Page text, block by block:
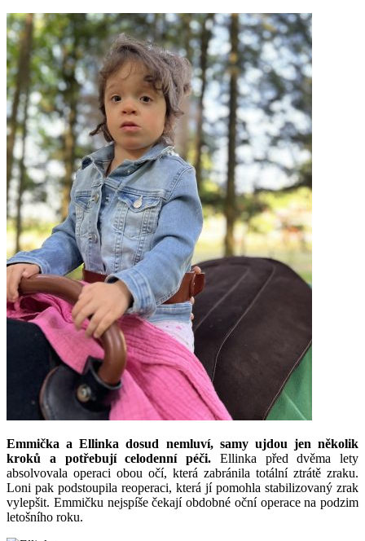
Emmička a Ellinka dosud nemluví, samy ujdou jen několik
kroků a potřebují celodenní péči. Ellinka před dvěma lety
absolvovala operaci obou očí, která zabránila totální ztrátě zraku.
Loni pak podstoupila reoperaci, která jí pomohla stabilizovaný zrak
vylepšit. Emmičku nejspíše čekají obdobné oční operace na podzim
letošního roku.